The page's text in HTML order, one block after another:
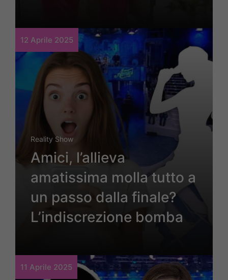
12 Aprile 2025
Reality Show
Amici, l’allieva
amatissima molla tutto a
un passo dalla finale?
L’indiscrezione bomba
11 Aprile 2025